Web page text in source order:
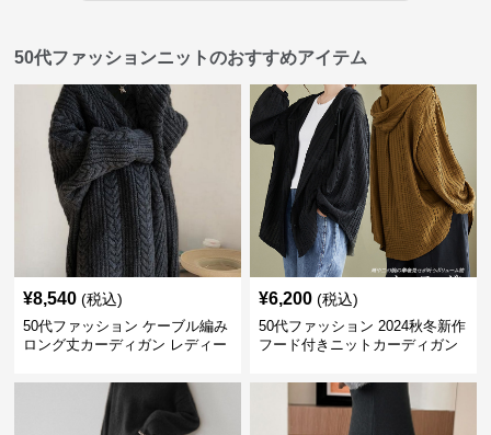
50代ファッションニットのおすすめアイテム
¥8,540 (税込)
50代ファッション ケーブル編み
ロング丈カーディガン レディー
¥6,200 (税込)
50代ファッション 2024秋冬新作
フード付きニットカーディガン